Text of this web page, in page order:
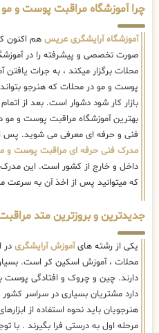
چرا آموزشگاه مراقبت پوست و
آموزشگاه آرایشگری عریس هم اکنون
صورت تخصصی و پیشرفته را در
محلات برگزار میکند ، به جرات یافتن
پوست و مو در محلات که هنرجو
بازار کار شود دشوار است. بعد از
بهترین آموزشگاه مراقبت پوست و
فنی و حرفه ای معرفی می شوید. پس
مدرک فنی حرفه ای مراقبت پوست و
داخل و خارج از کشور است. این
که میتوانید پس از اخذ آن به سرعت
جدیدترین و بروزترین متد
یکی از رشته هایآموزش آرایشگری در
محلات ، آموزش اسکین کر است.
دارند. چین و چروک و افتادگی پوست
دارد مشتریان بسیاری در سراسر
هنرجویان باید نحوه استفاده از
مرحله اول به درستی فرا بگیرند . با